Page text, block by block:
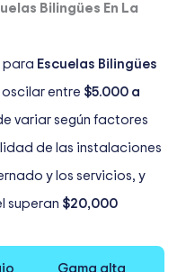
Bilingües En La
para Escuelas Bilingües
oscilar entre $5.000 a
variar según factores
de las instalaciones
y los servicios, y
superan $20,000
Gama alta